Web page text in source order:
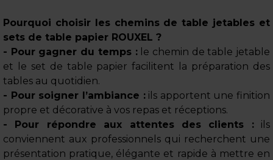
Pourquoi choisir les chemins de table jetables et
sets de table papier ROUXEL ?
- Pour gagner du temps :le chemin de table jetable
et le set de table papier facilitent la préparation des
tables au quotidien.
- Pour soigner l’ambiance :ils apportent une finition
propre et décorative à vos repas et réceptions.
- Pour répondre aux attentes des clients :ils
conviennent aux professionnels qui recherchent une
présentation pratique, élégante et rapide à mettre en